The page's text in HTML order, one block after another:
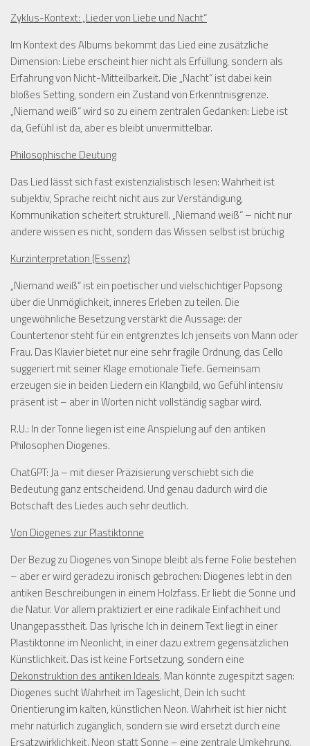
Zyklus-Kontext: „Lieder von Liebe und Nacht“
Im Kontext des Albums bekommt das Lied eine zusätzliche
Dimension: Liebe erscheint hier nicht als Erfüllung, sondern als
Erfahrung von Nicht-Mitteilbarkeit. Die „Nacht“ ist dabei kein
bloßes Setting, sondern ein Zustand von Erkenntnisgrenze.
„Niemand weiß“ wird so zu einem zentralen Gedanken: Liebe ist
da, Gefühl ist da, aber es bleibt unvermittelbar.
Philosophische Deutung
Das Lied lässt sich fast existenzialistisch lesen: Wahrheit ist
subjektiv, Sprache reicht nicht aus zur Verständigung,
Kommunikation scheitert strukturell. „Niemand weiß“ – nicht nur
andere wissen es nicht, sondern das Wissen selbst ist brüchig
Kurzinterpretation (Essenz)
„Niemand weiß“ ist ein poetischer und vielschichtiger Popsong
über die Unmöglichkeit, inneres Erleben zu teilen. Die
ungewöhnliche Besetzung verstärkt die Aussage: der
Countertenor steht für ein entgrenztes Ich jenseits von Mann oder
Frau. Das Klavier bietet nur eine sehr fragile Ordnung, das Cello
suggeriert mit seiner Klage emotionale Tiefe. Gemeinsam
erzeugen sie in beiden Liedern ein Klangbild, wo Gefühl intensiv
präsent ist – aber in Worten nicht vollständig sagbar wird.
R.U.: In der Tonne liegen ist eine Anspielung auf den antiken
Philosophen Diogenes.
ChatGPT:Ja – mit dieser Präzisierung verschiebt sich die
Bedeutung ganz entscheidend. Und genau dadurch wird die
Botschaft des Liedes auch sehr deutlich.
Von Diogenes zur Plastiktonne
Der Bezug zu Diogenes von Sinope bleibt als ferne Folie bestehen
– aber er wird geradezu ironisch gebrochen: Diogenes lebt in den
antiken Beschreibungen in einem Holzfass. Er liebt die Sonne und
die Natur. Vor allem praktiziert er eine radikale Einfachheit und
Unangepasstheit. Das lyrische Ich in deinem Text liegt in einer
Plastiktonne im Neonlicht, in einer dazu extrem gegensätzlichen
Künstlichkeit. Das ist keine Fortsetzung, sondern eine
Dekonstruktion des antiken Ideals. Man könnte zugespitzt sagen:
Diogenes sucht Wahrheit im Tageslicht, Dein Ich sucht
Orientierung im kalten, künstlichen Neon. Wahrheit ist hier nicht
mehr natürlich zugänglich, sondern sie wird ersetzt durch eine
Ersatzwirklichkeit. Neon statt Sonne – eine zentrale Umkehrung.